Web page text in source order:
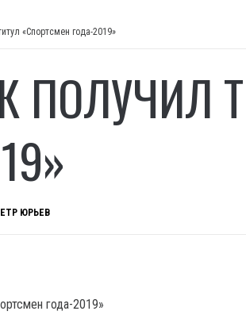
«Спортсмен года-2019»
ПОЛУЧИЛ
ЮРЬЕВ